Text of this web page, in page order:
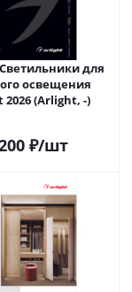
для
освещения
(Arlight, -)
₽/шт